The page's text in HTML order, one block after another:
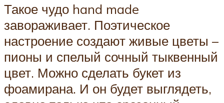
Такое чудо hand made
завораживает. Поэтическое
настроение создают живые цветы –
пионы и спелый сочный тыквенный
цвет. Можно сделать букет из
фоамирана. И он будет выглядеть,